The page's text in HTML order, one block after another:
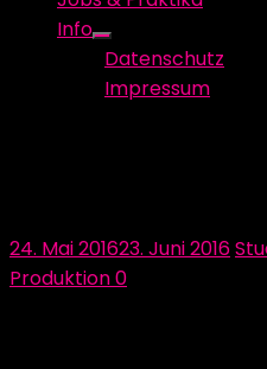
Info
Show
sub
menu
Datenschutz
Impressum
Posted
on
24. Mai 201623. Juni 2016
Produktion0